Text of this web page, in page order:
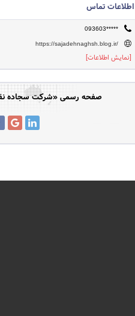
اطلاعات تماس
093603*****
https://sajadehnaghsh.blog.ir/
[نمایش اطلاعات]
صفحه رسمی «شرکت سجاده